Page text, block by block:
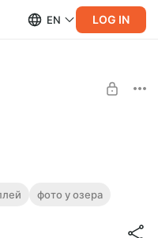
EN LOG IN
ее на озеро.
фото у озера